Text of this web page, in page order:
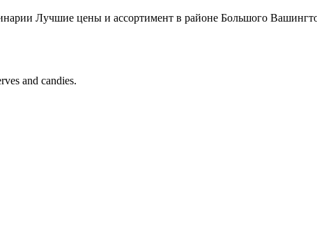
Лучшие цены и ассортимент в районе Большого
and candies.